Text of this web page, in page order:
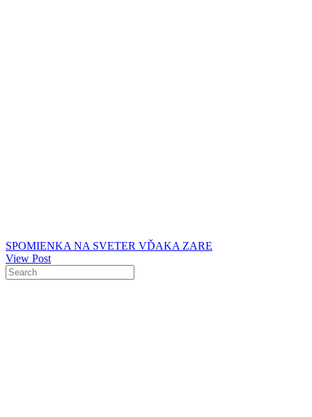
SPOMIENKA NA SVETER VĎAKA ZARE
View Post